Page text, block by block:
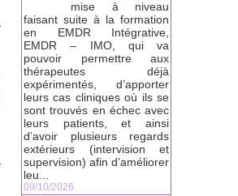
mise à niveau
faisant suite à la formation
en EMDR Intégrative,
EMDR – IMO, qui va
pouvoir permettre aux
thérapeutes déjà
expérimentés, d’apporter
leurs cas cliniques où ils se
sont trouvés en échec avec
leurs patients, et ainsi
d’avoir plusieurs regards
extérieurs (intervision et
supervision) afin d’améliorer
leu...
09/10/2026